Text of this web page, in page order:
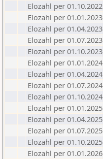
Elozahl per 01.10.2022
Elozahl per 01.01.2023
Elozahl per 01.04.2023
Elozahl per 01.07.2023
Elozahl per 01.10.2023
Elozahl per 01.01.2024
Elozahl per 01.04.2024
Elozahl per 01.07.2024
Elozahl per 01.10.2024
Elozahl per 01.01.2025
Elozahl per 01.04.2025
Elozahl per 01.07.2025
Elozahl per 01.10.2025
Elozahl per 01.01.2026